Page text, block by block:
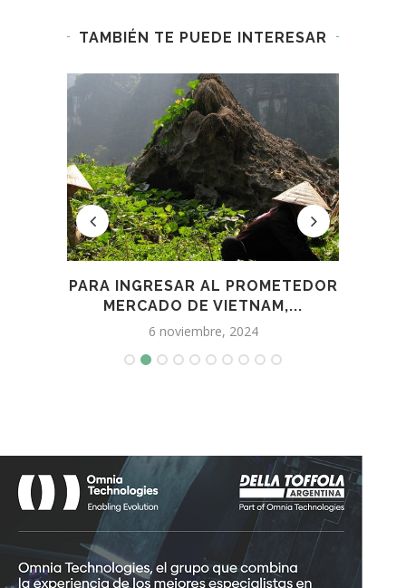
TAMBIÉN TE PUEDE INTERESAR
PARA INGRESAR AL PROMETEDOR
MERCADO DE VIETNAM,...
6 noviembre, 2024